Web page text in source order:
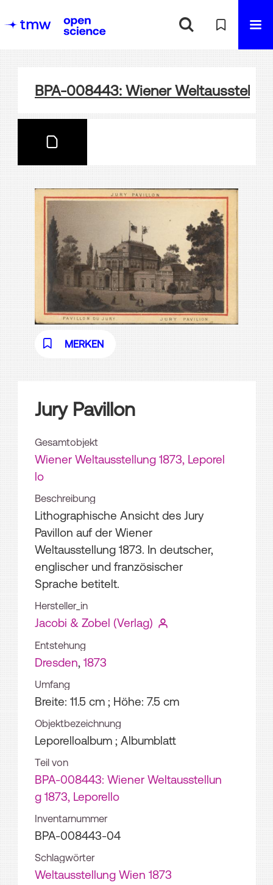
BPA-008443: Wiener
MERKEN
Jury Pavillon
Gesamtobjekt
Wiener Weltausstellung 1873, Leporel
lo
Beschreibung
Lithographische Ansicht des Jury
Pavillon auf der Wiener
Weltausstellung 1873. In deutscher,
englischer und französischer
Sprache betitelt.
Hersteller_in
Jacobi & Zobel (Verlag)
Entstehung
Dresden, 1873
Umfang
Breite: 11.5 cm ; Höhe: 7.5 cm
Objektbezeichnung
Leporelloalbum ; Albumblatt
Teil von
BPA-008443: Wiener Weltausstellun
g 1873, Leporello
Inventarnummer
BPA-008443-04
Schlagwörter
Weltausstellung Wien 1873